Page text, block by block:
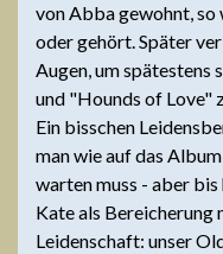
von Abba gewohnt, so
oder gehört. Später
Augen, um spätestens
und "Hounds of Love"
Ein bisschen
man wie auf das
warten muss - aber
Kate als Bereicherung
Leidenschaft: unser